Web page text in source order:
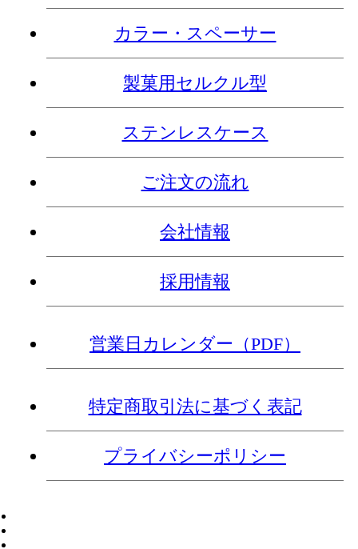
カラー・スペーサー
製菓用セルクル型
ステンレスケース
ご注文の流れ
会社情報
採用情報
営業日カレンダー（PDF）
特定商取引法に基づく表記
プライバシーポリシー